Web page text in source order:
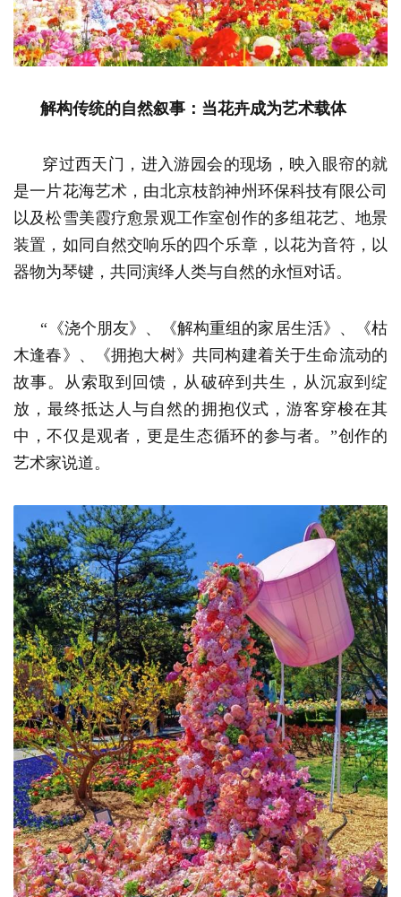
解构传统的自然叙事：当花卉成为艺术载体
穿过西天门，进入游园会的现场，映入眼帘的就
是一片花海艺术，由北京枝韵神州环保科技有限公司
以及松雪美霞疗愈景观工作室创作的多组花艺、地景
装置，如同自然交响乐的四个乐章，以花为音符，以
器物为琴键，共同演绎人类与自然的永恒对话。
“《浇个朋友》、《解构重组的家居生活》、《枯
木逢春》、《拥抱大树》共同构建着关于生命流动的
故事。从索取到回馈，从破碎到共生，从沉寂到绽
放，最终抵达人与自然的拥抱仪式，游客穿梭在其
中，不仅是观者，更是生态循环的参与者。”创作的
艺术家说道。